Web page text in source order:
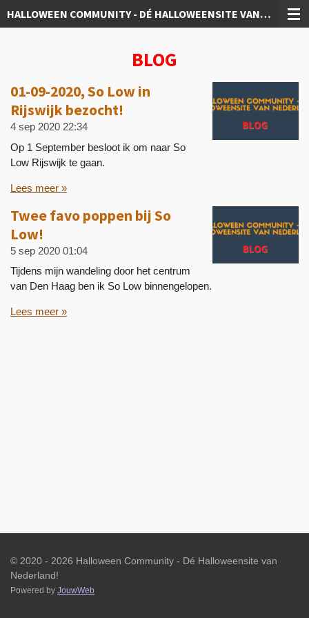
Ga
direct
HALLOWEEN COMMUNITY - DÉ HALLOWEENSITE VAN NEDERLAND!
BLOG
01-09-2020, So Low in
Rijswijk bezocht!
4 sep 2020 22:34
Op 1 September besloot ik om naar So
Low Rijswijk te gaan.
Lees meer »
Twee favo poppen bij So
Low!
5 sep 2020 01:04
Tijdens mijn wandeling door het centrum
van Den Haag ben ik So Low binnengelopen.
Lees meer »
© 2020 - 2026 Halloween Community - Dé Halloweensite van
Nederland!
Powered by JouwWeb